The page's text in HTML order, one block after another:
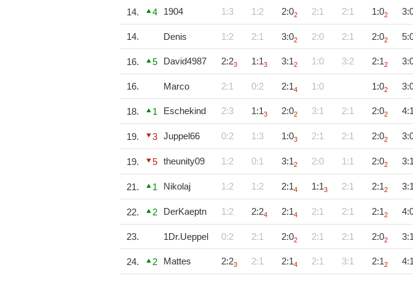
14. 4 1904 1:3 1:2 2:02 2:1 2:1 1:02
14. Denis 1:2 2:1 3:02 2:0 2:1 2:02
16. 5 David4987 2:23 1:13 3:12 1:0 3:2 2:12
16. Marco 2:1 0:2 2:14 1:0 1:02
18. 1 Eschekind 2:3 1:13 2:02 3:1 2:1 2:02
19. 3 Juppel66 0:2 1:3 1:03 2:1 2:1 2:02
19. 5 theunity09 1:2 0:1 3:12 2:0 1:1 2:02
21. 1 Nikolaj 1:2 1:2 2:14 1:13 2:1 2:12
22. 2 DerKaeptn 1:2 2:24 2:14 2:1 2:1 2:12
23. 1Dr.Ueppel 0:2 2:1 2:02 2:1 2:1 2:02
24. 2 Mattes 2:23 2:1 2:14 2:1 3:1 2:12